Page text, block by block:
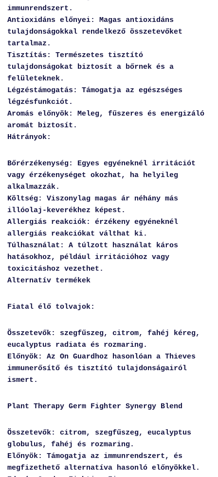
immunrendszert.
Antioxidáns előnyei: Magas antioxidáns
tulajdonságokkal rendelkező összetevőket
tartalmaz.
Tisztítás: Természetes tisztító
tulajdonságokat biztosít a bőrnek és a
felületeknek.
Légzéstámogatás: Támogatja az egészséges
légzésfunkciót.
Aromás előnyök: Meleg, fűszeres és energizáló
aromát biztosít.
Hátrányok:
Bőrérzékenység: Egyes egyéneknél irritációt
vagy érzékenységet okozhat, ha helyileg
alkalmazzák.
Költség: Viszonylag magas ár néhány más
illóolaj-keverékhez képest.
Allergiás reakciók: érzékeny egyéneknél
allergiás reakciókat válthat ki.
Túlhasználat: A túlzott használat káros
hatásokhoz, például irritációhoz vagy
toxicitáshoz vezethet.
Alternatív termékek
Fiatal élő tolvajok:
Összetevők: szegfűszeg, citrom, fahéj kéreg,
eucalyptus radiata és rozmaring.
Előnyök: Az On Guardhoz hasonlóan a Thieves
immunerősítő és tisztító tulajdonságairól
ismert.
Plant Therapy Germ Fighter Synergy Blend
Összetevők: citrom, szegfűszeg, eucalyptus
globulus, fahéj és rozmaring.
Előnyök: Támogatja az immunrendszert, és
megfizethető alternatíva hasonló előnyökkel.